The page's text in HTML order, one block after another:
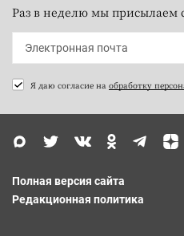
Раз в неделю мы присылаем
Я даю согласие на обработку
Полная версия сайта
Редакционная политика